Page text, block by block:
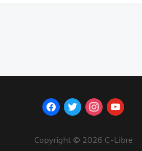
facebook
twitterinstagram
youtube
Copyright © 2026 C-Libre